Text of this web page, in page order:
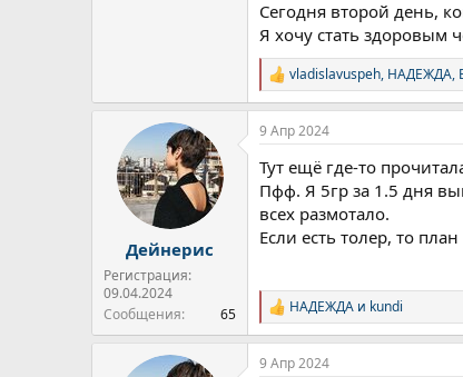
Сегодня второй день,
Я хочу стать здоровым
Р
е
а
к
и
и
vladislavuspeh, НАДЕЖДА,
Дейнерис
Регистрация:
09.04.2024
Сообщения
65
9 Апр 2024
Тут ещё где-то
Пфф. Я 5гр за 1.5 дня
всех размотало.
Если есть толер, то
Р
е
а
к
НАДЕЖДА и kundi
9 Апр 2024